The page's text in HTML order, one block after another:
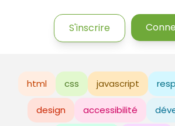
S'inscrire
html css javascript
design accessibilité